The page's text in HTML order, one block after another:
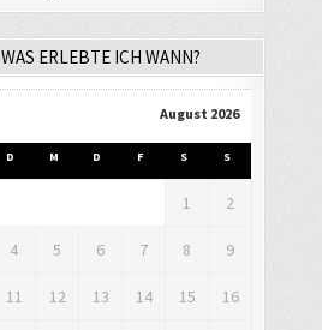
WAS ERLEBTE ICH WANN?
August 2026
D M D F S S
1 2
4 5 6 7 8 9
11 12 13 14 15 16